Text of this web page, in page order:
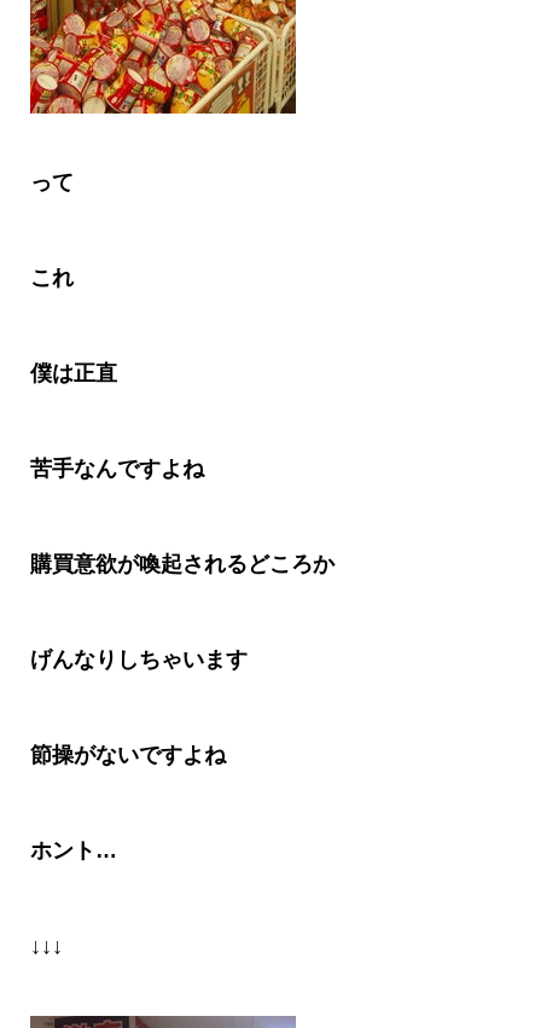
って
これ
僕は正直
苦手なんですよね
購買意欲が喚起されるどころか
げんなりしちゃいます
節操がないですよね
ホント …
↓↓↓